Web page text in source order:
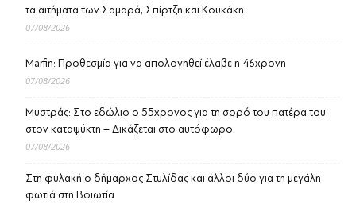
τα αιτήματα των Σαμαρά, Σπίρτζη και Κουκάκη
07/08/2026
Marfin: Προθεσμία για να απολογηθεί έλαβε η 46χρονη
07/08/2026
Μυστράς: Στο εδώλιο ο 55χρονος για τη σορό του πατέρα του
στον καταψύκτη – Δικάζεται στο αυτόφωρο
07/08/2026
Στη φυλακή ο δήμαρχος Στυλίδας και άλλοι δύο για τη μεγάλη
φωτιά στη Βοιωτία